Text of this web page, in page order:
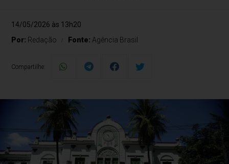
14/05/2026 às 13h20
Por: Redação Fonte: Agência Brasil
Compartilhe: